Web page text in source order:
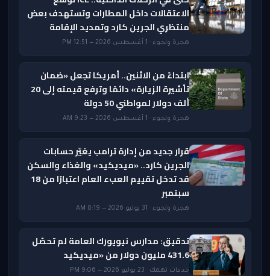
الاعتقالات داخل المطارات وتستهدف بعض
منتظري الجرين كارد وتمديد الإقامة
هجرة ولجوء · 1 أغسطس 2026 — 12:51 PM
ابتداءً من الاثنين.. أمريكا تجعل «ضمان
تأشيرة الزيارة» دائمًا وترفع قيمته إلى 20
ألف دولار لمواطني 50 دولة
هجرة ولجوء · 1 أغسطس 2026 — 9:23 AM
قرار جديد من إدارة ترامب يغيّر حسابات
الجرين كارد.. «ميديكيد» والغذاء والسكن
قد تدخل تقييم العبء العام اعتبارًا من 18
سبتمبر
هجرة ولجوء · 31 يوليو 2026 — 8:19 AM
تدقيق: مدارس نيويورك العامة لم تحصّل
431.6 مليون دولار من «ميديكيد
خدمات تهمك · 23 يوليو 2026 — 9:06 PM